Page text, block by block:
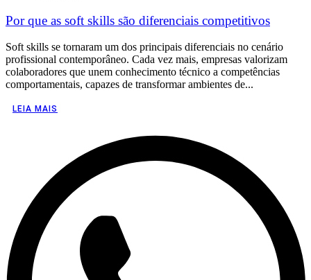
Por que as soft skills são diferenciais competitivos
Soft skills se tornaram um dos principais diferenciais no cenário
profissional contemporâneo. Cada vez mais, empresas valorizam
colaboradores que unem conhecimento técnico a competências
comportamentais, capazes de transformar ambientes de...
LEIA MAIS